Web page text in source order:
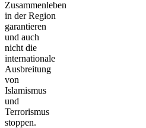
Zusammenleben
in der Region
garantieren
und auch
nicht die
internationale
Ausbreitung
von
Islamismus
und
Terrorismus
stoppen.